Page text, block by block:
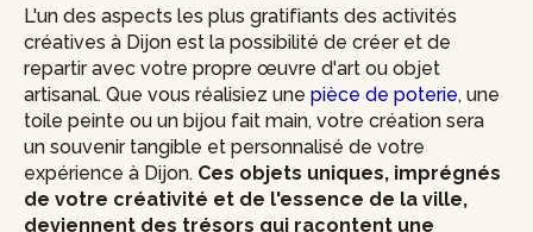
L'un des aspects les plus gratifiants des activités
créatives à Dijon est la possibilité de créer et de
repartir avec votre propre œuvre d'art ou objet
artisanal. Que vous réalisiez une pièce de poterie, une
toile peinte ou un bijou fait main, votre création sera
un souvenir tangible et personnalisé de votre
expérience à Dijon. Ces objets uniques, imprégnés
de votre créativité et de l'essence de la ville,
deviennent des trésors qui racontent une